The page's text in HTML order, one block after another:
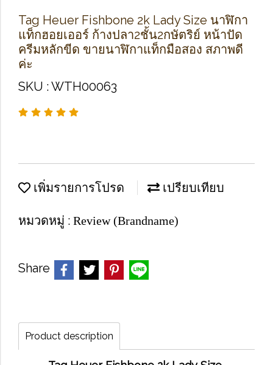
Tag Heuer Fishbone 2k Lady Size นาฬิกา
แท็กฮอยเออร์ ก้างปลา2ชั้น2กษัตริย์ หน้าปัด
ครีมหลักขีด ขายนาฬิกาแท็กมือสอง สภาพดี
ค่ะ
SKU : WTH00063
เพิ่มรายการโปรด เปรียบเทียบ
หมวดหมู่ : Review (Brandname)
Share
Product description